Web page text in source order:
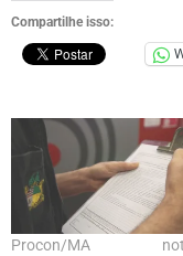
Compartilhe isso:
Procon/MA